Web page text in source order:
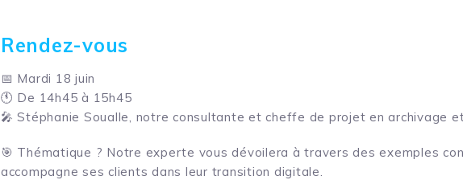
Rendez-vous
📅 Mardi 18 juin
🕚 De 14h45 à 15h45
🎤 Stéphanie Soualle, notre consultante et cheffe de projet en archivage
🎯 Thématique ? Notre experte vous dévoilera à travers des exemples
accompagne ses clients dans leur transition digitale.